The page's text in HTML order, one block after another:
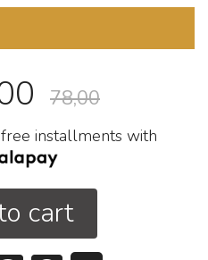
78,00
installments with
cart